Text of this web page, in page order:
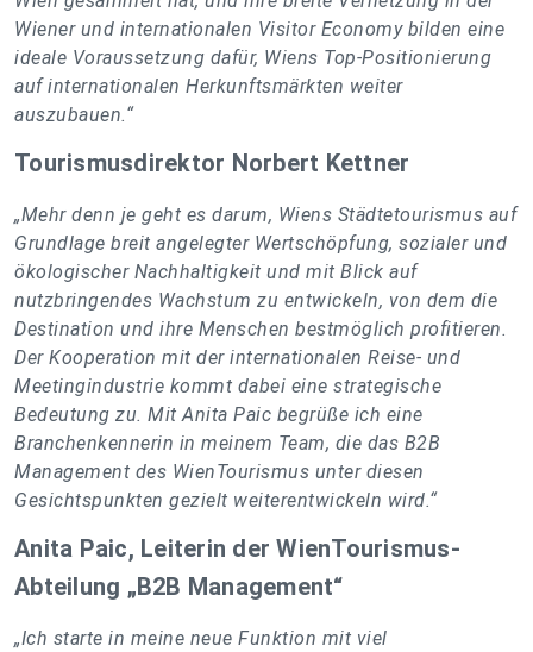
Wiener und internationalen Visitor Economy bilden eine
ideale Voraussetzung dafür, Wiens Top-Positionierung
auf internationalen Herkunftsmärkten weiter
auszubauen.“
Tourismusdirektor Norbert Kettner
„Mehr denn je geht es darum, Wiens Städtetourismus auf
Grundlage breit angelegter Wertschöpfung, sozialer und
ökologischer Nachhaltigkeit und mit Blick auf
nutzbringendes Wachstum zu entwickeln, von dem die
Destination und ihre Menschen bestmöglich profitieren.
Der Kooperation mit der internationalen Reise- und
Meetingindustrie kommt dabei eine strategische
Bedeutung zu. Mit Anita Paic begrüße ich eine
Branchenkennerin in meinem Team, die das B2B
Management des WienTourismus unter diesen
Gesichtspunkten gezielt weiterentwickeln wird.“
Anita Paic, Leiterin der WienTourismus-
Abteilung „B2B Management“
„Ich starte in meine neue Funktion mit viel